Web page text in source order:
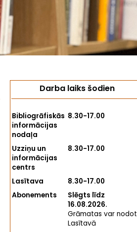
Darba laiks šodien
Bibliogrāfiskās
informācijas
nodaļa
8.30-17.00
Uzziņu un
informācijas
centrs
8.30-17.00
Lasītava
8.30-17.00
Abonements
Slēgts līdz
16.08.2026.
Grāmatas var nodot
Lasītavā